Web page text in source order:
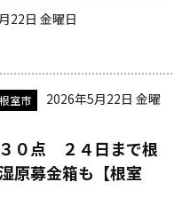
22日 金曜日
根室市
2026年5月22日 金曜
０点 ２４日まで根
原募金箱も【根室